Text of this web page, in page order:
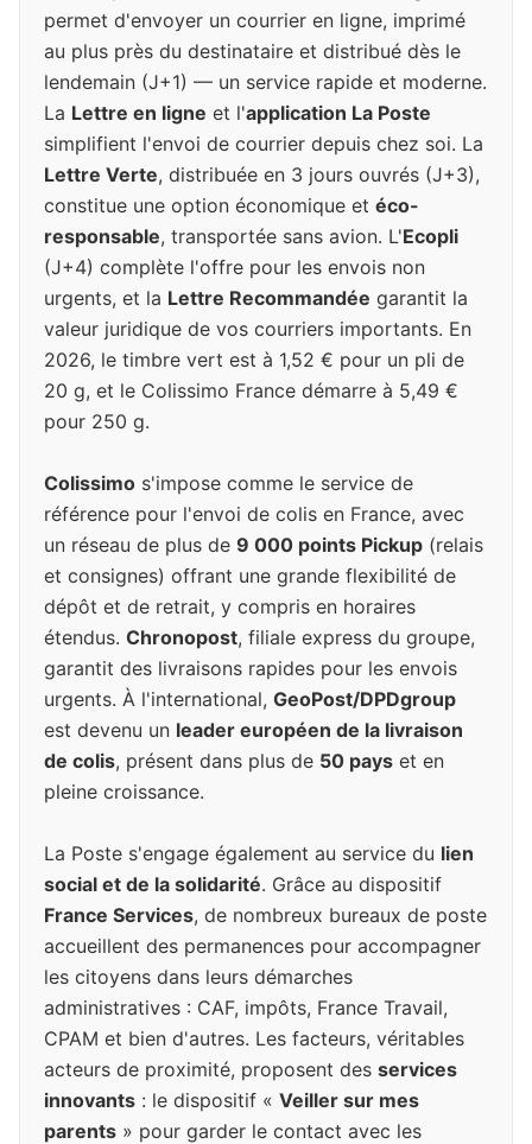
permet d'envoyer un courrier en ligne, imprimé
au plus près du destinataire et distribué dès le
lendemain (J+1) — un service rapide et moderne.
La Lettre en ligne et l'application La Poste
simplifient l'envoi de courrier depuis chez soi. La
Lettre Verte, distribuée en 3 jours ouvrés (J+3),
constitue une option économique et éco-
responsable, transportée sans avion. L'Ecopli
(J+4) complète l'offre pour les envois non
urgents, et la Lettre Recommandée garantit la
valeur juridique de vos courriers importants. En
2026, le timbre vert est à 1,52 € pour un pli de
20 g, et le Colissimo France démarre à 5,49 €
pour 250 g.
Colissimo s'impose comme le service de
référence pour l'envoi de colis en France, avec
un réseau de plus de 9 000 points Pickup (relais
et consignes) offrant une grande flexibilité de
dépôt et de retrait, y compris en horaires
étendus. Chronopost, filiale express du groupe,
garantit des livraisons rapides pour les envois
urgents. À l'international, GeoPost/DPDgroup
est devenu un leader européen de la livraison
de colis, présent dans plus de 50 pays et en
pleine croissance.
La Poste s'engage également au service du lien
social et de la solidarité. Grâce au dispositif
France Services, de nombreux bureaux de poste
accueillent des permanences pour accompagner
les citoyens dans leurs démarches
administratives : CAF, impôts, France Travail,
CPAM et bien d'autres. Les facteurs, véritables
acteurs de proximité, proposent des services
innovants : le dispositif « Veiller sur mes
parents » pour garder le contact avec les